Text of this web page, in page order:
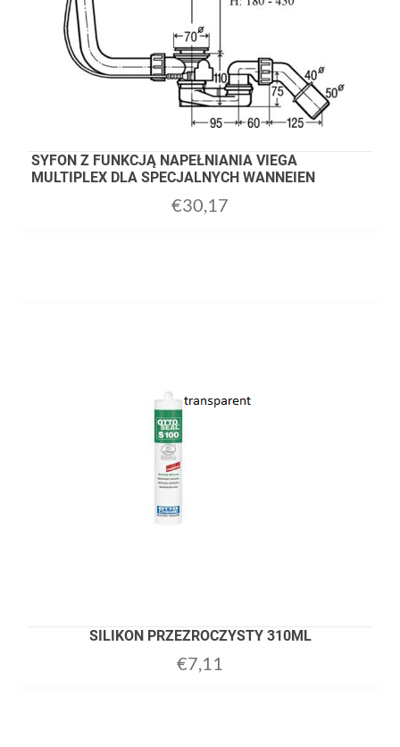
SYFON Z FUNKCJĄ NAPEŁNIANIA VIEGA
MULTIPLEX DLA SPECJALNYCH WANNEIEN
€30,17
SILIKON PRZEZROCZYSTY 310ML
€7,11